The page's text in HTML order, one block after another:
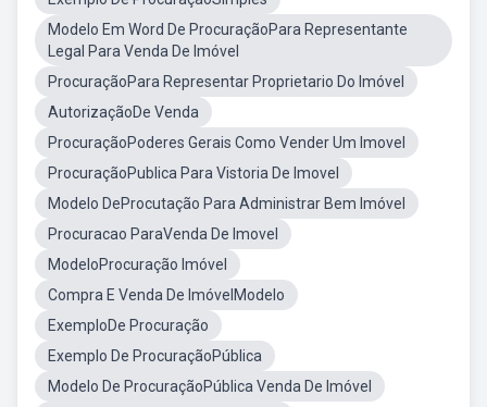
Modelo Em Word De ProcuraçãoPara Representante
Legal Para Venda De Imóvel
ProcuraçãoPara Representar Proprietario Do Imóvel
AutorizaçãoDe Venda
ProcuraçãoPoderes Gerais Como Vender Um Imovel
ProcuraçãoPublica Para Vistoria De Imovel
Modelo DeProcutação Para Administrar Bem Imóvel
Procuracao ParaVenda De Imovel
ModeloProcuração Imóvel
Compra E Venda De ImóvelModelo
ExemploDe Procuração
Exemplo De ProcuraçãoPública
Modelo De ProcuraçãoPública Venda De Imóvel